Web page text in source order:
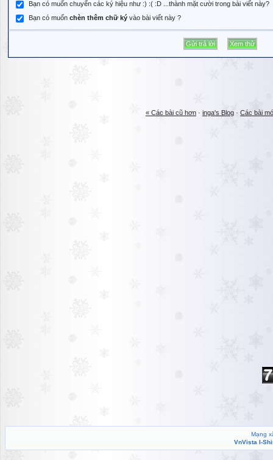
Bạn có muốn chuyển các ký hiệu như :) :( :D ...thành mặt cười trong bài viết này?
Bạn có muốn chèn thêm chữ ký vào bài viết này ?
« Các bài cũ hơn · inga's Blog · Các bài
Mạng
VnVista I-